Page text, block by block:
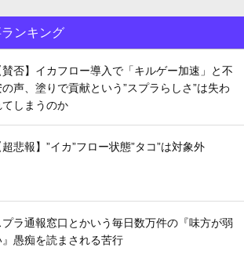
ンキング
賛否】イカフロー導入で「キルゲー加速」と不
の声、塗りで貢献という”スプラらしさ”は失わ
てしまうのか
超悲報】”イカ”フロー状態”タコ”は対象外
プラ通報窓口とかいう毎日数万件の『味方が弱
』愚痴を読まされる苦行